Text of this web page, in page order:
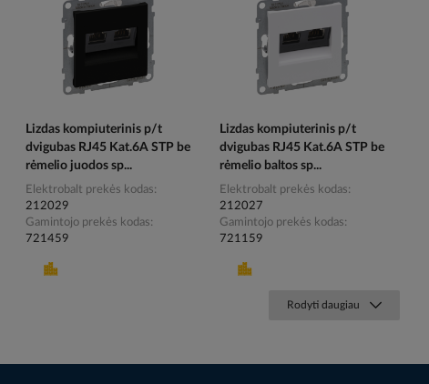
Lizdas kompiuterinis p/t
dvigubas RJ45 Kat.6A STP be
rėmelio juodos sp...
Elektrobalt prekės kodas
212029
Gamintojo prekės kodas
721459
Lizdas kompiuterinis p/t
dvigubas RJ45 Kat.6A STP be
rėmelio baltos sp...
Elektrobalt prekės kodas
212027
Gamintojo prekės kodas
721159
Rodyti daugiau